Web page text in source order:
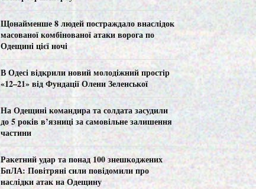
C
H
Щонайменше 8 людей постраждало внаслідок
масованої комбінованої атаки ворога по
Одещині цієї ночі
В Одесі відкрили новий молодіжний простір
«12–21» від Фундації Олени Зеленської
На Одещині командира та солдата засудили
до 5 років в’язниці за самовільне залишення
частини
Ракетний удар та понад 100 знешкоджених
БпЛА: Повітряні сили повідомили про
наслідки атак на Одещину